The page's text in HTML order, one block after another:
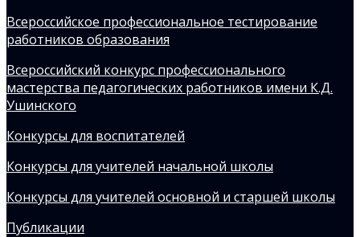
Всероссийское профессиональное тестирование
работников образования
Всероссийский конкурс профессионального
мастерства педагогических работников имени К.Д.
Ушинского
Конкурсы для воспитателей
Конкурсы для учителей начальной школы
Конкурсы для учителей основной и старшей школы
Публикации